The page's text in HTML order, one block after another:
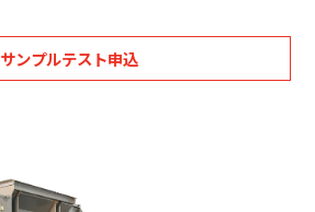
サンプルテスト申込